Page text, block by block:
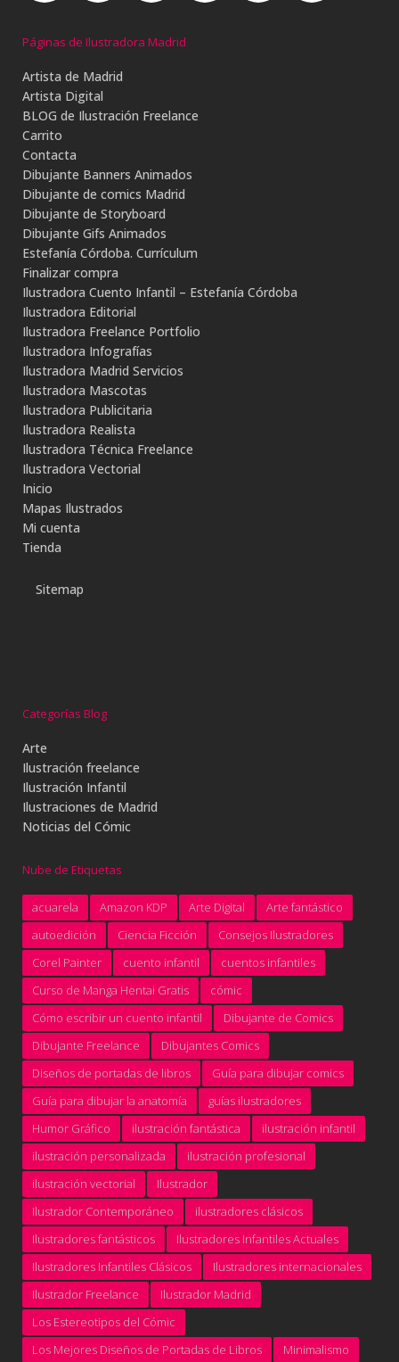
Páginas de Ilustradora Madrid
Artista de Madrid
Artista Digital
BLOG de Ilustración Freelance
Carrito
Contacta
Dibujante Banners Animados
Dibujante de comics Madrid
Dibujante de Storyboard
Dibujante Gifs Animados
Estefanía Córdoba. Currículum
Finalizar compra
Ilustradora Cuento Infantil – Estefanía Córdoba
Ilustradora Editorial
Ilustradora Freelance Portfolio
Ilustradora Infografías
Ilustradora Madrid Servicios
Ilustradora Mascotas
Ilustradora Publicitaria
Ilustradora Realista
Ilustradora Técnica Freelance
Ilustradora Vectorial
Inicio
Mapas Ilustrados
Mi cuenta
Tienda
Sitemap
Categorías Blog
Arte
Ilustración freelance
Ilustración Infantil
Ilustraciones de Madrid
Noticias del Cómic
Nube de Etiquetas
acuarela Amazon KDP Arte Digital
Arte fantástico
autoedición
Ciencia Ficción
Consejos Ilustradores
Corel Painter
cuento infantil
cuentos infantiles
Curso de Manga Hentai Gratis
cómic
Cómo escribir un cuento infantil
Dibujante de Comics
Dibujante Freelance
Dibujantes Comics
Diseños de portadas de libros
Guía para dibujar comics
Guía para dibujar la anatomía
guías ilustradores
Humor Gráfico
ilustración fantástica
ilustración infantil
ilustración personalizada
ilustración profesional
ilustración vectorial
Ilustrador
Ilustrador Contemporáneo
ilustradores clásicos
Ilustradores fantásticos
Ilustradores Infantiles Actuales
Ilustradores Infantiles Clásicos
Ilustradores internacionales
Ilustrador Freelance
Ilustrador Madrid
Los Estereotipos del Cómic
Los Mejores Diseños de Portadas de Libros
Minimalismo